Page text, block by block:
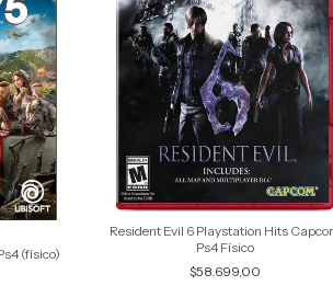
(físico)
Resident Evil 6 Playstation Hits
Ps4 Físico
$58.699,00